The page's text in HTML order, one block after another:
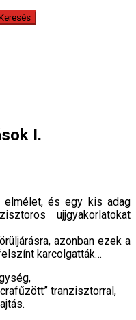
I.
és egy kis adag
ujjgyakorlatokat
azonban ezek a
karcolgatták…
tranzisztorral,